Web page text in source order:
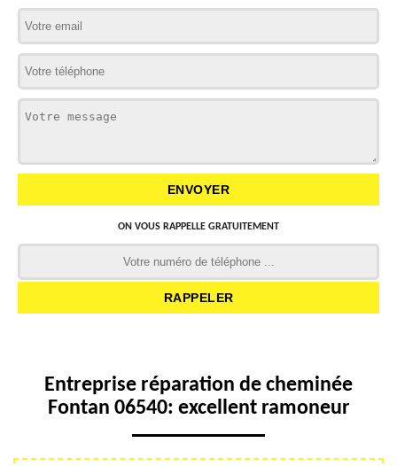
ON VOUS RAPPELLE GRATUITEMENT
Entreprise réparation de cheminée
Fontan 06540: excellent ramoneur